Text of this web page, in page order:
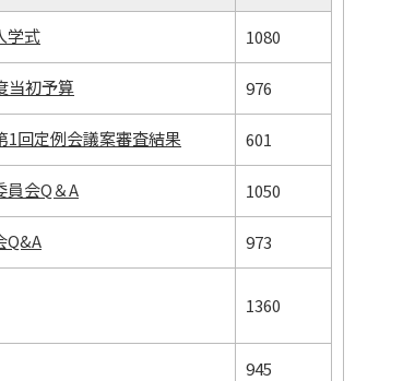
学式 1080
当初予算 976
1回定例会議案審査結果 601
員会Q＆A 1050
Q&A 973
1360
945